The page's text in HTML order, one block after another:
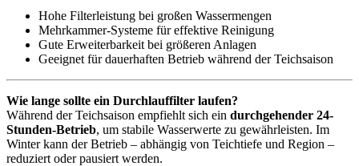
Hohe Filterleistung bei großen Wassermengen
Mehrkammer-Systeme für effektive Reinigung
Gute Erweiterbarkeit bei größeren Anlagen
Geeignet für dauerhaften Betrieb während der Teichsaison
Wie lange sollte ein Durchlauffilter laufen?
Während der Teichsaison empfiehlt sich ein durchgehender 24-
Stunden-Betrieb, um stabile Wasserwerte zu gewährleisten. Im
Winter kann der Betrieb – abhängig von Teichtiefe und Region –
reduziert oder pausiert werden.